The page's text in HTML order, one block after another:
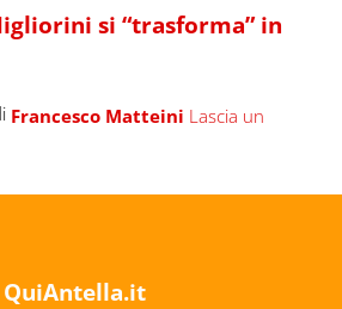
si “trasforma” in
Francesco Matteini Lascia un
QuiAntella.it